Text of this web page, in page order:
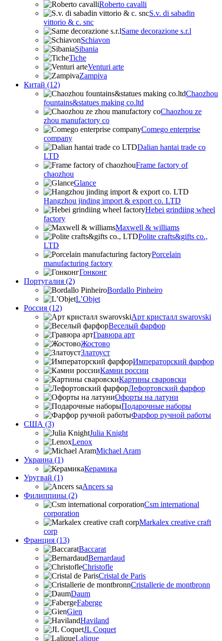
Roberto cavalli
S.v. di sabadin
vittorio & c. snc
Same decorazione s.r.l
Schiavon
Sibania
Tiche
Venturi arte
Zampiva
Китай (12)
Chaozhou
fountains&statues making co.ltd
Chaozhou ze
zhou manufactory co
Comego enterprise
company
Dalian hantai trade co
LTD
Frame factory of
chaozhou
Glance
Hangzhou jinding import & export co. LTD
Hebei grindiing wheel
factory
Maxwell & williams
Polite crafts&gifts co.,
LTD
Porcelain
manufacturing factory
Гонконг
Португалия (2)
Bordallo Pinheiro
L’Objet
Россия (12)
Арт кристалл swarovski
Веселый фарфор
Гравюра арт
Жостово
Златоуст
Императорский фарфор
Камни россии
Картины сваровски
Лефортовский фарфор
Офорты на латуни
Подарочные наборы
Фарфор ручной работы
США (3)
Julia Knight
Lenox
Michael Aram
Украина (1)
Керамика
Уругвай (1)
Ancers sa
Филиппины (2)
Csm international
corporation
Markalex creative craft
corp
Франция (13)
Baccarat
Bernardaud
Christofle
Cristal de Paris
Cristallerie de montbronn
Daum
Faberge
Gien
Haviland
JL Coquet
Lalique